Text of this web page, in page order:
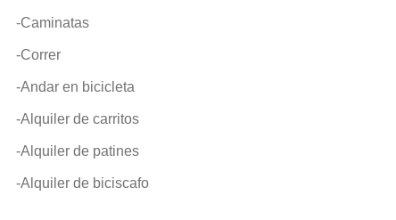
-Caminatas
-Correr
-Andar en bicicleta
-Alquiler de carritos
-Alquiler de patines
-Alquiler de biciscafo